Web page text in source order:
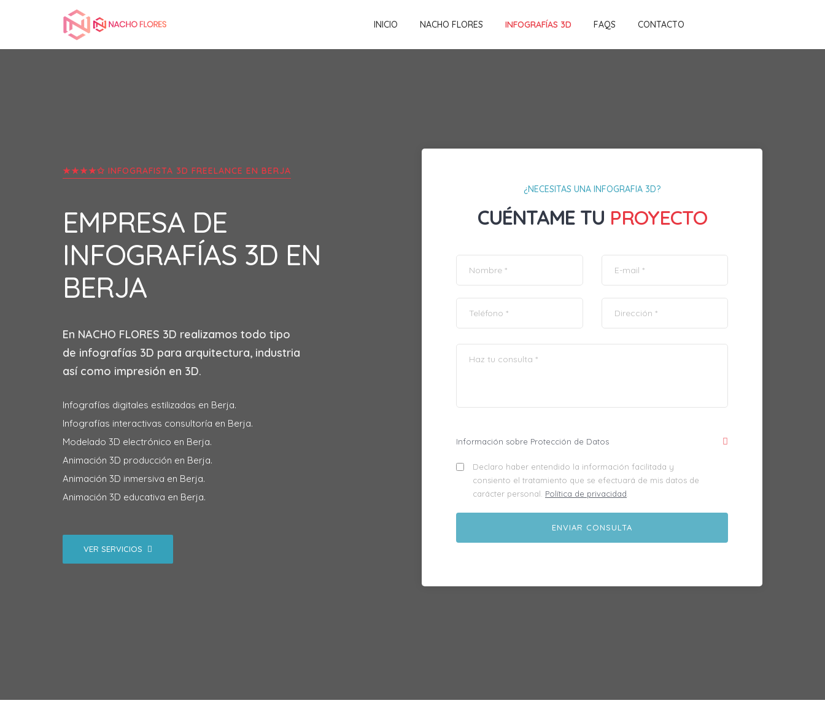
INICIO NACHO FLORES INFOGRAFÍAS 3D FAQS CONTACTO
★★★★✩ INFOGRAFISTA 3D FREELANCE EN BERJA
EMPRESA DE
INFOGRAFÍAS 3D EN
BERJA
En NACHO FLORES 3D realizamos todo tipo
de infografías 3D para arquitectura, industria
así como impresión en 3D.
Infografías digitales estilizadas en Berja.
Infografías interactivas consultoría en Berja.
Modelado 3D electrónico en Berja.
Animación 3D producción en Berja.
Animación 3D inmersiva en Berja.
Animación 3D educativa en Berja.
VER SERVICIOS
¿NECESITAS UNA INFOGRAFIA 3D?
CUÉNTAME TU PROYECTO
Información sobre Protección de Datos
Declaro haber entendido la información facilitada y
consiento el tratamiento que se efectuará de mis datos de
carácter personal. Política de privacidad